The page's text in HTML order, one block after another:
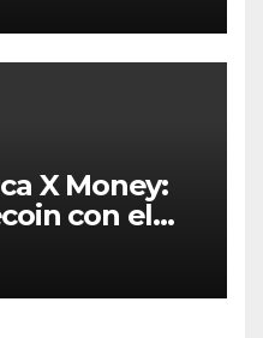
X Money:
con el
#Cripto